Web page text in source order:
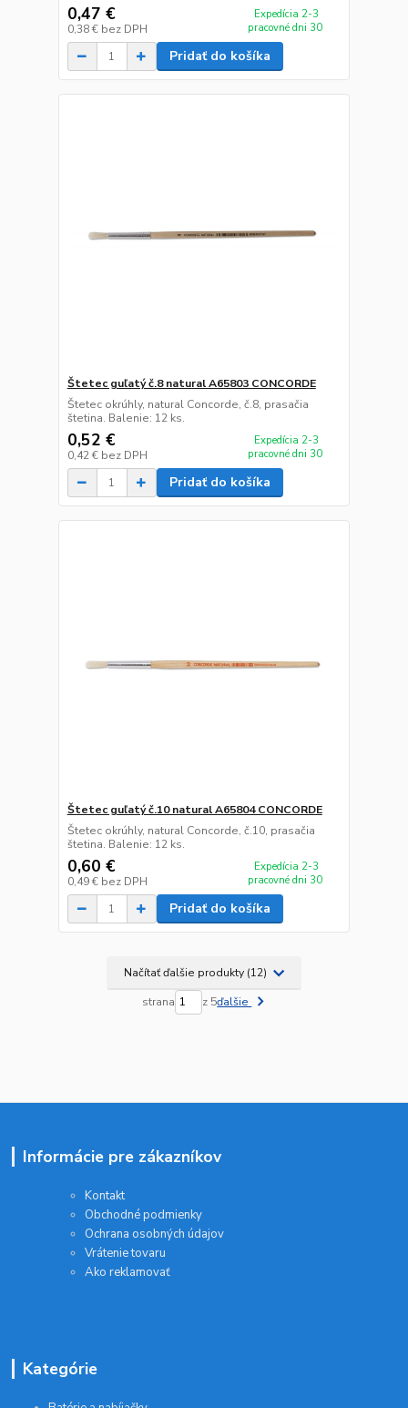
0,47 €
0,38 € bez DPH
Expedícia 2-3
pracovné dni 30
Pridať do košíka
Štetec guľatý č.8 natural A65803 CONCORDE
Štetec okrúhly, natural Concorde, č.8, prasačia
štetina. Balenie: 12 ks.
0,52 €
0,42 € bez DPH
Expedícia 2-3
pracovné dni 30
Pridať do košíka
Štetec guľatý č.10 natural A65804 CONCORDE
Štetec okrúhly, natural Concorde, č.10, prasačia
štetina. Balenie: 12 ks.
0,60 €
0,49 € bez DPH
Expedícia 2-3
pracovné dni 30
Pridať do košíka
Načítať ďalšie produkty (12)
strana z 5ďalšie
Informácie pre zákazníkov
Kontakt
Obchodné podmienky
Ochrana osobných údajov
Vrátenie tovaru
Ako reklamovať
Kategórie